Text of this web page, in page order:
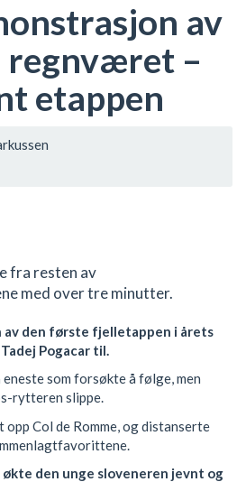
av
regnværet –
etappen
fra resten av
med over tre minutter.
av den første fjelletappen i årets
Pogacar til.
eneste som forsøkte å følge, men
rytteren slippe.
Col de Romme, og distanserte
den unge sloveneren jevnt og